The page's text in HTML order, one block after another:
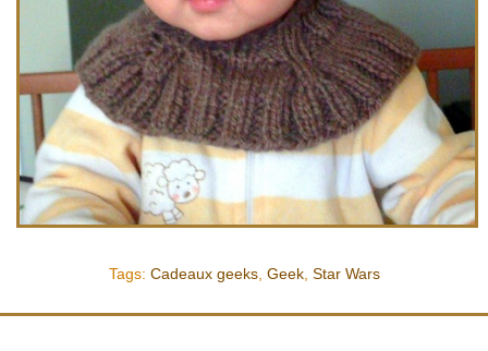
Tags: Cadeaux geeks, Geek, Star Wars